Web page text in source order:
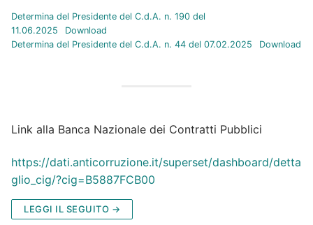
Determina del Presidente del C.d.A. n. 190 del
11.06.2025
Download
Determina del Presidente del C.d.A. n. 44 del 07.02.2025
Download
Link alla Banca Nazionale dei Contratti Pubblici
https://dati.anticorruzione.it/superset/dashboard/detta
glio_cig/?cig=B5887FCB00
LEGGI IL SEGUITO →